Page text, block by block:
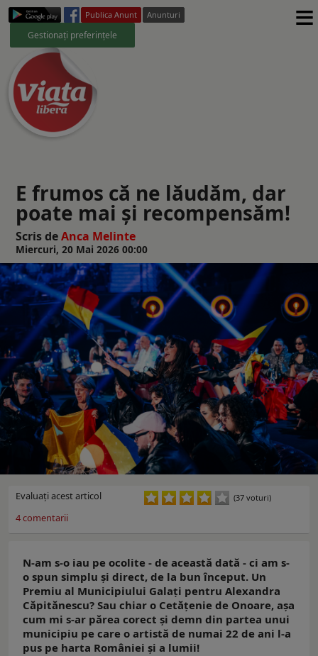
Publica Anunt Anunturi
Gestionați preferințele ≡
E frumos că ne lăudăm, dar
poate mai și recompensăm!
Scris deAnca Melinte
Miercuri, 20 Mai 2026 00:00
Evaluaţi acest articol (37 voturi)
4comentarii
N-am s-o iau pe ocolite - de această dată - ci am s-
o spun simplu și direct, de la bun început. Un
Premiu al Municipiului Galați pentru Alexandra
Căpitănescu? Sau chiar o Cetățenie de Onoare, așa
cum mi s-ar părea corect și demn din partea unui
municipiu pe care o artistă de numai 22 de ani l-a
pus pe harta României și a lumii!